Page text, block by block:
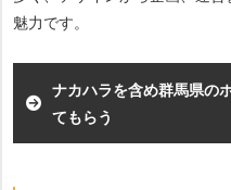
魅力です。
ナカハラを含め群馬県の
てもらう